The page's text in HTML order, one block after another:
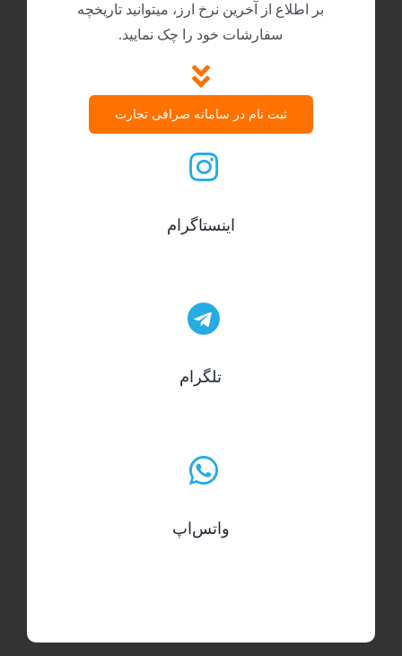
بر اطلاع از آخرین نرخ ارز، میتوانید تاریخچه
سفارشات خود را چک نمایید.
ثبت نام در سامانه صرافی تجارت
اینستاگرام
تلگرام
واتس‌اپ